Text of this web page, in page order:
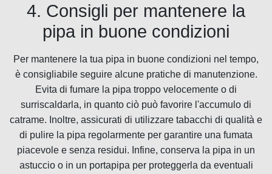
4. Consigli per mantenere la
pipa in buone condizioni
Per mantenere la tua pipa in buone condizioni nel tempo,
è consigliabile seguire alcune pratiche di manutenzione.
Evita di fumare la pipa troppo velocemente o di
surriscaldarla, in quanto ciò può favorire l'accumulo di
catrame. Inoltre, assicurati di utilizzare tabacchi di qualità e
di pulire la pipa regolarmente per garantire una fumata
piacevole e senza residui. Infine, conserva la pipa in un
astuccio o in un portapipa per proteggerla da eventuali